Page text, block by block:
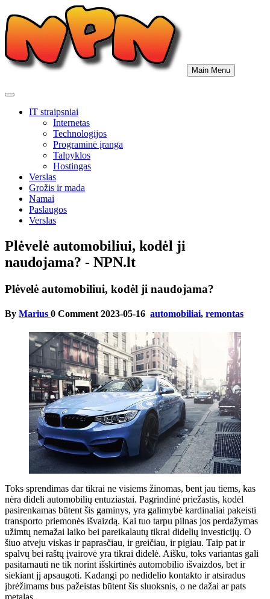
to
content
Main Menu
IT straipsniai
Internetas
Technologijos
Programinė įranga
Talpyklos
Hostingas
Verslas
Grožis ir mada
Namai
Paslaugos
Verslas
Plėvelė automobiliui, kodėl ji
naudojama? - NPN.lt
Plėvelė automobiliui, kodėl ji naudojama?
By Marius 0 Comment 2023-05-16 automobiliai, remontas
Toks sprendimas dar tikrai ne visiems žinomas, bent jau tiems, kas
nėra dideli automobilių entuziastai. Pagrindinė priežastis, kodėl
pasirenkamas būtent šis gaminys, yra galimybė kardinaliai pakeisti
transporto priemonės išvaizdą. Kai tuo tarpu pilnas jos perdažymas
užimtų nemažai laiko bei pareikalautų tikrai didelių investicijų. O
šiuo atveju viskas ir paprasčiau, ir greičiau, ir pigiau. Taip pat ir
spalvų bei raštų įvairovė yra tikrai didelė. Aišku, toks variantas gali
pasitarnauti ne tik norint išskirtinės automobilio išvaizdos, bet ir
siekiant jį apsaugoti. Kadangi po nedidelio kontakto ir atsiradus
įbrėžimams bus pažeistas būtent šis sluoksnis, o ne dažai ar pats
metalas.